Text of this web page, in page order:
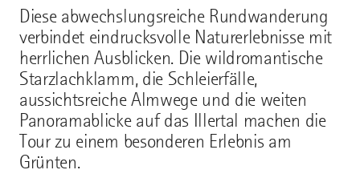
Diese abwechslungsreiche Rundwanderung
verbindet eindrucksvolle Naturerlebnisse mit
herrlichen Ausblicken. Die wildromantische
Starzlachklamm, die Schleierfälle,
aussichtsreiche Almwege und die weiten
Panoramablicke auf das Illertal machen die
Tour zu einem besonderen Erlebnis am
Grünten.